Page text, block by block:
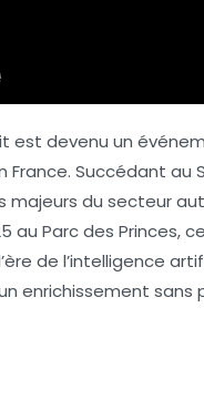
est devenu un
France. Succédant au
majeurs du secteur
au Parc des Princes,
de l’intelligence
enrichissement